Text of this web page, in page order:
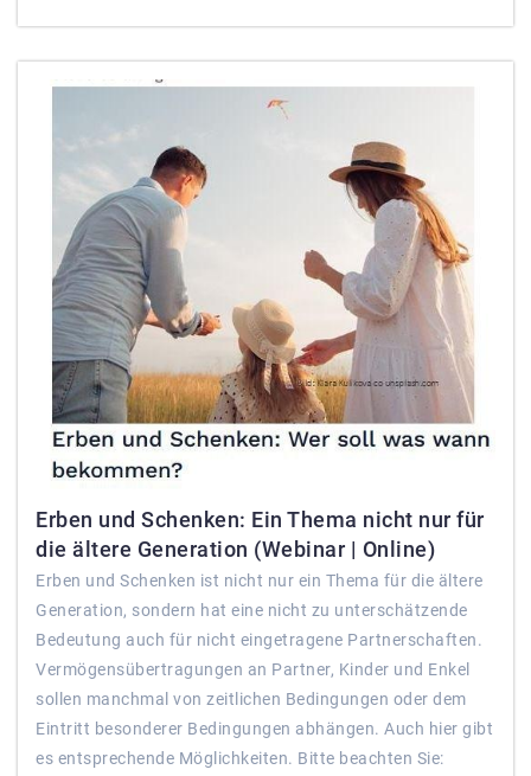
Erben und Schenken: Ein Thema nicht nur für
die ältere Generation (Webinar | Online)
Erben und Schenken ist nicht nur ein Thema für die ältere
Generation, sondern hat eine nicht zu unterschätzende
Bedeutung auch für nicht eingetragene Partnerschaften.
Vermögensübertragungen an Partner, Kinder und Enkel
sollen manchmal von zeitlichen Bedingungen oder dem
Eintritt besonderer Bedingungen abhängen. Auch hier gibt
es entsprechende Möglichkeiten. Bitte beachten Sie: